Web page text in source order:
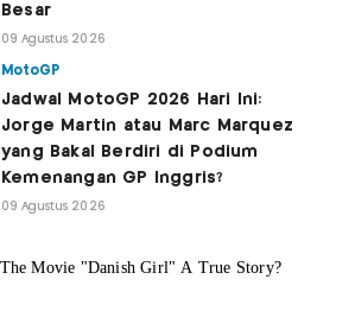
Besar
09 Agustus 2026
MotoGP
Jadwal MotoGP 2026 Hari Ini:
Jorge Martin atau Marc Marquez
yang Bakal Berdiri di Podium
Kemenangan GP Inggris?
09 Agustus 2026